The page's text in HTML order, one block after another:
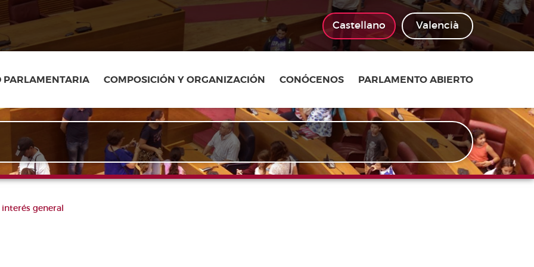
Castellano Valencià
PARLAMENTARIA COMPOSICIÓN Y ORGANIZACIÓN CONÓCENOS PARLAMENTO ABIERTO
general